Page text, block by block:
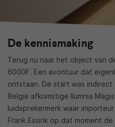
De kennismaking
Terug nu naar het object van
6000F. Een avontuur dat
ontstaan. De start was
België afkomstige Ilumnia
luidsprekermerk waar
Frank Essink op dat moment